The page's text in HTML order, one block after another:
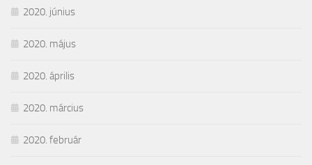
2020. június
2020. május
2020. április
2020. március
2020. február